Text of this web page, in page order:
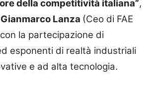
della competitività italiana”,
Gianmarco Lanza (Ceo di FAE
la partecipazione di
esponenti di realtà industriali
e ad alta tecnologia.